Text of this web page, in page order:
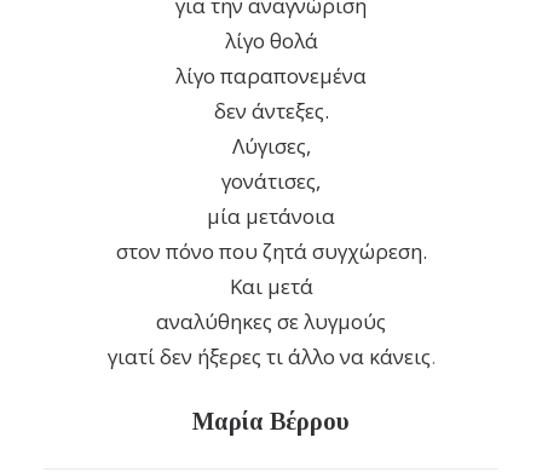
λίγο θολά
λίγο παραπονεμένα
δεν άντεξες.
Λύγισες,
γονάτισες,
μία μετάνοια
στον πόνο που ζητά συγχώρεση.
Και μετά
αναλύθηκες σε λυγμούς
γιατί δεν ήξερες τι άλλο να κάνεις.
Μαρία Βέρρου